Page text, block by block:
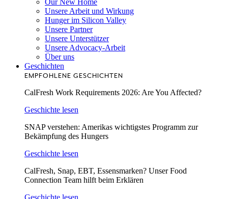
Our New Home
Unsere Arbeit und Wirkung
Hunger im Silicon Valley
Unsere Partner
Unsere Unterstützer
Unsere Advocacy-Arbeit
Über uns
Geschichten
EMPFOHLENE GESCHICHTEN
CalFresh Work Requirements 2026: Are You Affected?
Geschichte lesen
SNAP verstehen: Amerikas wichtigstes Programm zur
Bekämpfung des Hungers
Geschichte lesen
CalFresh, Snap, EBT, Essensmarken? Unser Food
Connection Team hilft beim Erklären
Geschichte lesen